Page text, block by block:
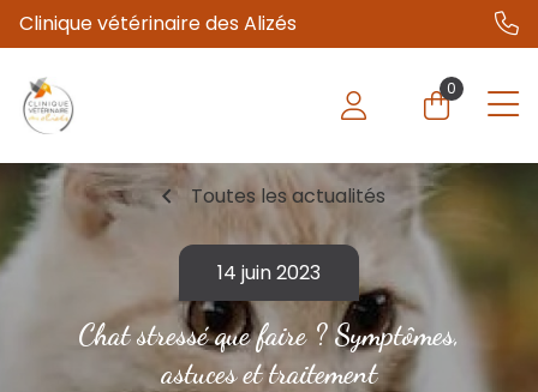
Clinique vétérinaire des Alizés
0
chevron_left Toutes les actualités
14 juin 2023
Chat stressé que faire ? Symptômes,
astuces et traitement